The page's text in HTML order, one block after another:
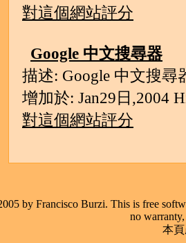
對這個網站評分
Google 中文搜尋器
描述: Google 中文搜尋
增加於: Jan29日,2004
對這個網站評分
by Francisco Burzi. This is free
no
本